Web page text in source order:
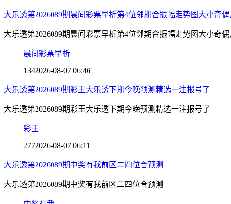
大乐透第2026089期晨间彩票早析第4位邻期合振幅走势图大小奇偶
大乐透第2026089期晨间彩票早析第4位邻期合振幅走势图大小奇偶
晨间彩票早析
1342026-08-07 06:46
大乐透第2026089期彩王大乐透下期今晚预测精选一注报号了
大乐透第2026089期彩王大乐透下期今晚预测精选一注报号了
彩王
2772026-08-07 06:11
大乐透第2026089期中奖有我前区二四位合预测
大乐透第2026089期中奖有我前区二四位合预测